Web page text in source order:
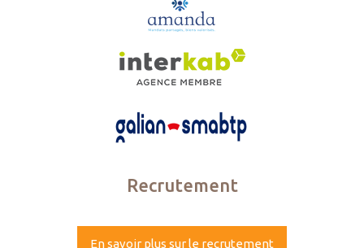
Recrutement
En savoir plus sur le recrutement